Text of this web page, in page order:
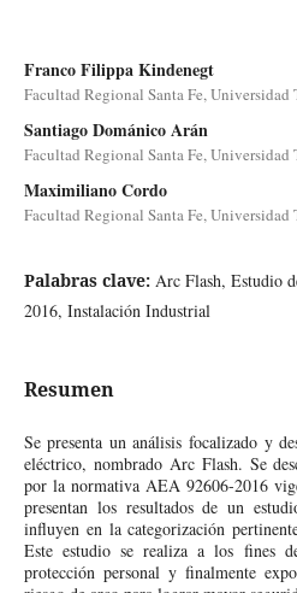
Franco Filippa Kindenegt
Facultad Regional Santa Fe,
Santiago Dománico Arán
Facultad Regional Santa Fe,
Maximiliano Cordo
Facultad Regional Santa Fe,
Palabras clave: Arc Flash, Estudio
2016, Instalación Industrial
Resumen
Se presenta un análisis focalizado y
eléctrico, nombrado Arc Flash. Se
por la normativa AEA 92606-2016
presentan los resultados de un
influyen en la categorización
Este estudio se realiza a los fines
protección personal y finalmente